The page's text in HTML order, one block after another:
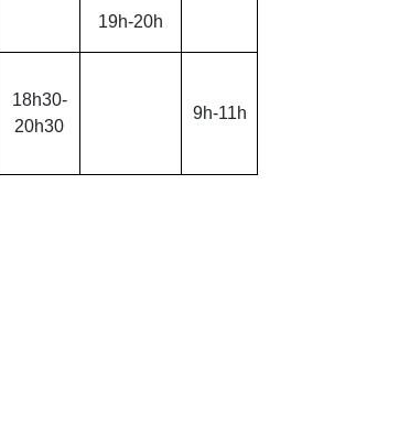
19h-20h
18h30-
20h30
9h-11h